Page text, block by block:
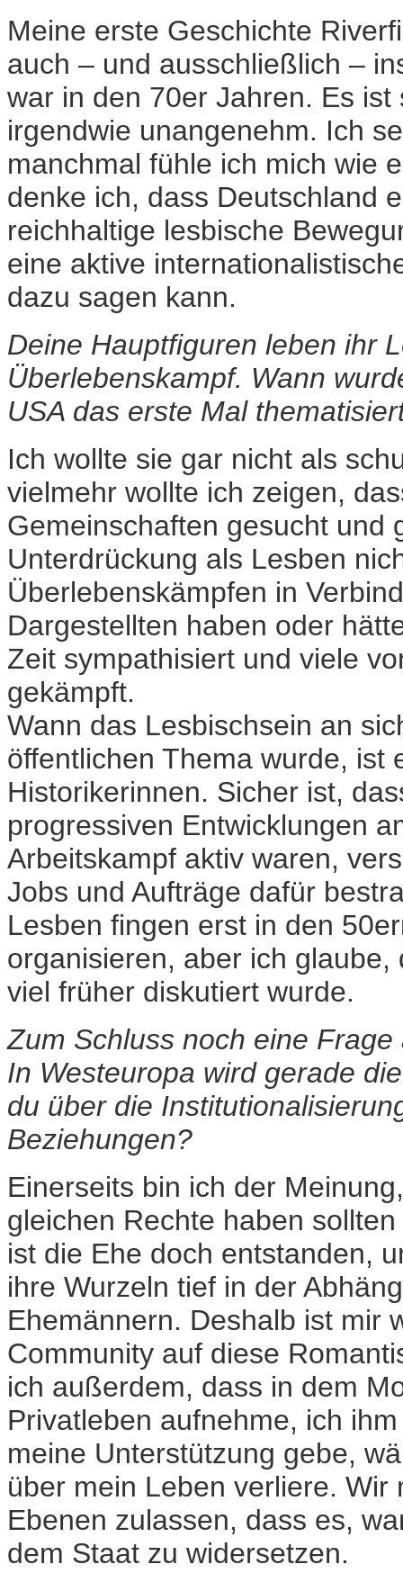
Meine erste Geschichte
auch – und ausschließlich –
war in den 70er Jahren. Es
irgendwie unangenehm. Ich
manchmal fühle ich mich wie
denke ich, dass Deutschland
reichhaltige lesbische
eine aktive
dazu sagen kann.
Deine Hauptfiguren leben ihr
Überlebenskampf. Wann
USA das erste Mal
Ich wollte sie gar nicht als
vielmehr wollte ich zeigen,
Gemeinschaften gesucht und
Unterdrückung als Lesben
Überlebenskämpfen in
Dargestellten haben oder
Zeit sympathisiert und viele
gekämpft.
Wann das Lesbischsein an
öffentlichen Thema wurde, ist
Historikerinnen. Sicher ist,
progressiven Entwicklungen
Arbeitskampf aktiv waren,
Jobs und Aufträge dafür
Lesben fingen erst in den
organisieren, aber ich
viel früher diskutiert wurde.
Zum Schluss noch eine
In Westeuropa wird gerade
du über die
Beziehungen?
Einerseits bin ich der
gleichen Rechte haben
ist die Ehe doch entstanden,
ihre Wurzeln tief in der
Ehemännern. Deshalb ist mir
Community auf diese
ich außerdem, dass in dem
Privatleben aufnehme, ich
meine Unterstützung gebe,
über mein Leben verliere.
Ebenen zulassen, dass es,
dem Staat zu widersetzen.